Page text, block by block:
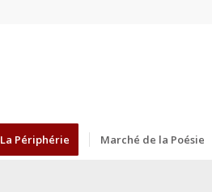
La Périphérie Marché de la Poésie